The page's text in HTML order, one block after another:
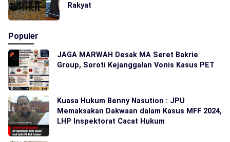
Rakyat
Populer
JAGA MARWAH Desak MA Seret Bakrie
Group, Soroti Kejanggalan Vonis Kasus PET
Kuasa Hukum Benny Nasution : JPU
Memaksakan Dakwaan dalam Kasus MFF 2024,
LHP Inspektorat Cacat Hukum